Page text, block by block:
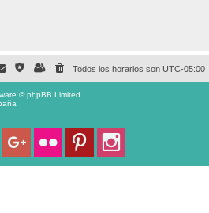
Todos los horarios son UTC-05:00
© phpBB Limited